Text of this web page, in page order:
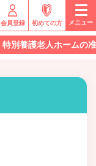
会員登録 初めての方 メニュー
特別養護老人ホームの